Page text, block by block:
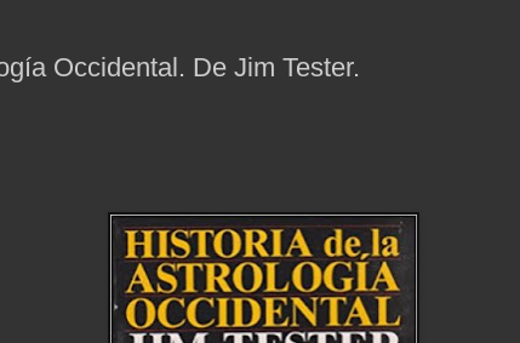
Occidental. De Jim Tester.